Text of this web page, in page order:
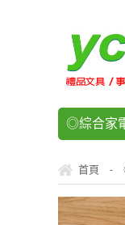
◎綜合家
◎運動/休
首頁 -